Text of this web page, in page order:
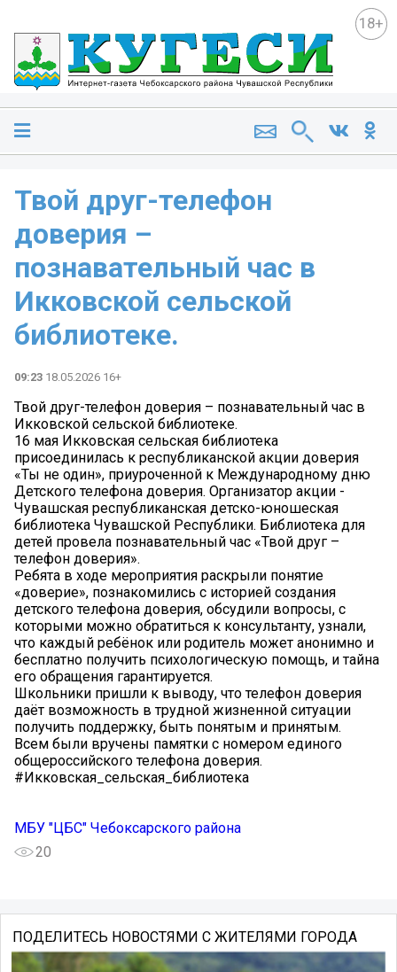
18+
Твой друг-телефон
доверия –
познавательный час в
Икковской сельской
библиотеке.
09:23 18.05.2026 16+
Твой друг-телефон доверия – познавательный час в
Икковской сельской библиотеке.
16 мая Икковская сельская библиотека
присоединилась к республиканской акции доверия
«Ты не один», приуроченной к Международному дню
Детского телефона доверия. Организатор акции -
Чувашская республиканская детско-юношеская
библиотека Чувашской Республики. Библиотека для
детей провела познавательный час «Твой друг –
телефон доверия».
Ребята в ходе мероприятия раскрыли понятие
«доверие», познакомились с историей создания
детского телефона доверия, обсудили вопросы, с
которыми можно обратиться к консультанту, узнали,
что каждый ребёнок или родитель может анонимно и
бесплатно получить психологическую помощь, и тайна
его обращения гарантируется.
Школьники пришли к выводу, что телефон доверия
даёт возможность в трудной жизненной ситуации
получить поддержку, быть понятым и принятым.
Всем были вручены памятки с номером единого
общероссийского телефона доверия.
#Икковская_сельская_библиотека
МБУ "ЦБС" Чебоксарского района
20
ПОДЕЛИТЕСЬ НОВОСТЯМИ С ЖИТЕЛЯМИ ГОРОДА